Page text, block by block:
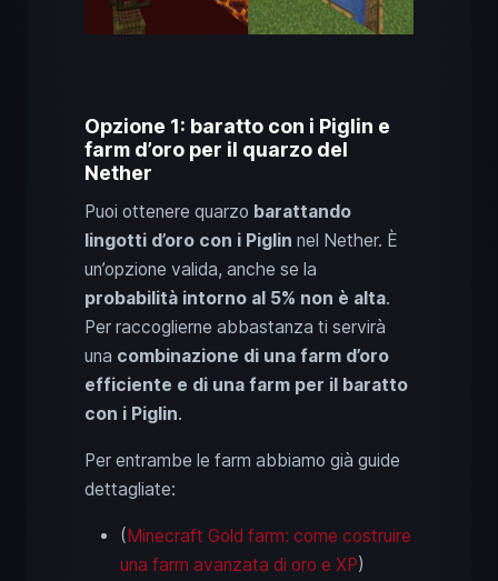
Opzione 1: baratto con i Piglin e
farm d’oro per il quarzo del
Nether
Puoi ottenere quarzo barattando
lingotti d’oro con i Piglin nel Nether. È
un’opzione valida, anche se la
probabilità intorno al 5% non è alta.
Per raccoglierne abbastanza ti servirà
una combinazione di una farm d’oro
efficiente e di una farm per il baratto
con i Piglin.
Per entrambe le farm abbiamo già guide
dettagliate:
(Minecraft Gold farm: come costruire
una farm avanzata di oro e XP)